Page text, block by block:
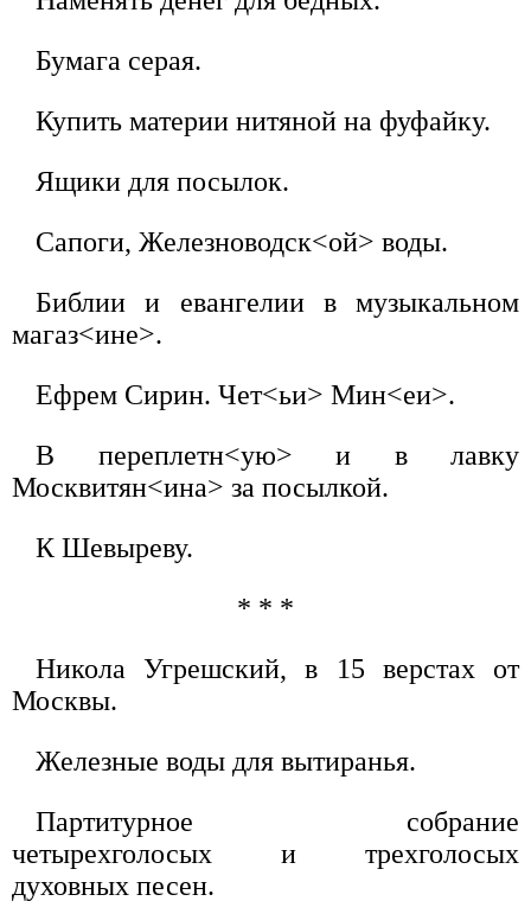
Бумага серая.
Купить материи нитяной на фуфайку.
Ящики для посылок.
Сапоги, Железноводск<ой> воды.
Библии и евангелии в музыкальном
магаз<ине>.
Ефрем Сирин. Чет<ьи> Мин<еи>.
В переплетн<ую> и в лавку
Москвитян<ина> за посылкой.
К Шевыреву.
* * *
Никола Угрешский, в 15 верстах от
Москвы.
Железные воды для вытиранья.
Партитурное собрание
четырехголосых и трехголосых
духовных песен.